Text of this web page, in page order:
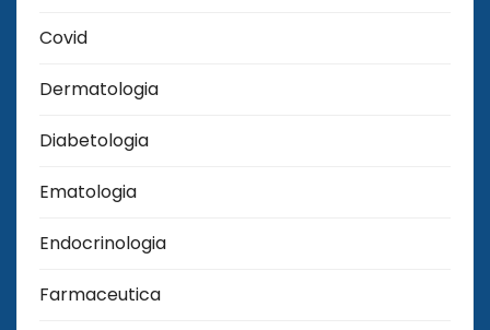
Covid
Dermatologia
Diabetologia
Ematologia
Endocrinologia
Farmaceutica